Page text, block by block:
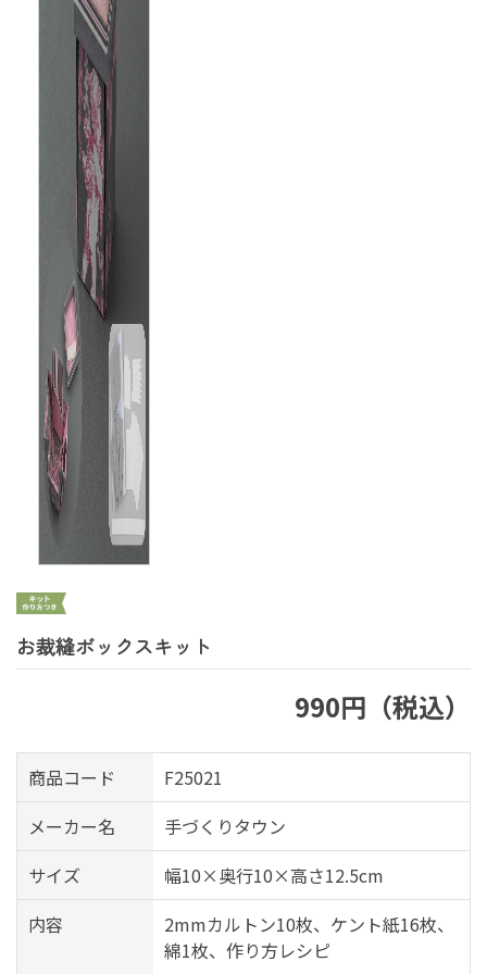
お裁縫ボックスキット
990円（税込）
商品コード
F25021
メーカー名
手づくりタウン
サイズ
幅10×奥行10×高さ12.5cm
内容
2mmカルトン10枚、ケント紙16枚、
綿1枚、作り方レシピ